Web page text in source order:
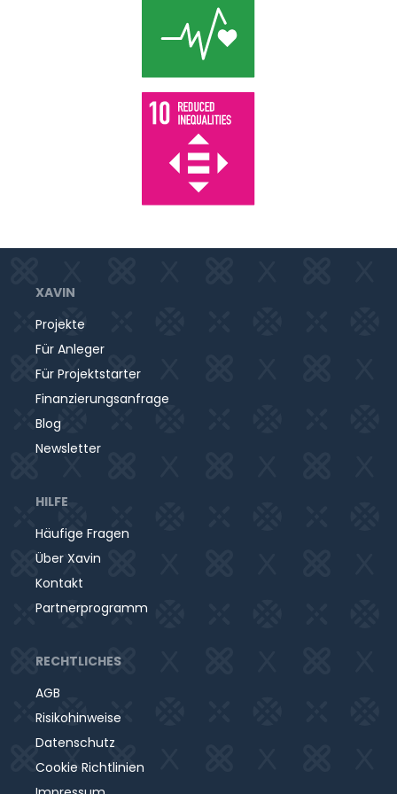
Kleiderschranksysteme hergestellt, welche die
Jungs gemeinsam mit den Betreuern entwickelt
haben. Das System lernt sie ihren persönlichen
Raum eigenständig zu organisieren und die
Verantwortung für die eigenen Sachen zu
übernehmen - ein wichtiger Schritt hin zur
Selbstständigkeit. Neben den Kleiderschränken
werden weitere Möbel zur EInrichtung der
Wohngruppe benötigt, um den Bewohnern ein
XAVIN
Projekte
Für Anleger
Für Projektstarter
Finanzierungsanfrage
Blog
Newsletter
HILFE
Häufige Fragen
Über Xavin
Kontakt
Partnerprogramm
RECHTLICHES
AGB
Risikohinweise
Datenschutz
Cookie Richtlinien